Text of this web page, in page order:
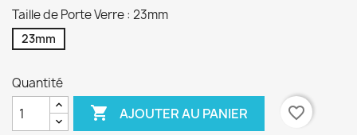
Taille de Porte Verre : 23mm
23mm
Quantité
 AJOUTER AU PANIER
favorite_border